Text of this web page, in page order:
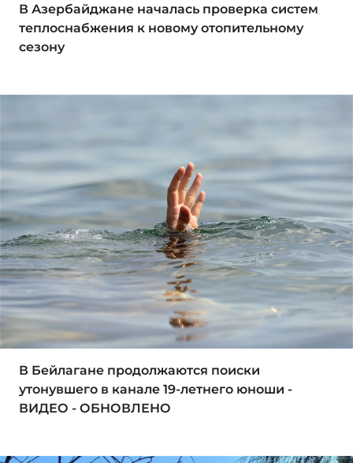
В Азербайджане началась проверка систем
теплоснабжения к новому отопительному
сезону
В Бейлагане продолжаются поиски
утонувшего в канале 19-летнего юноши -
ВИДЕО - ОБНОВЛЕНО